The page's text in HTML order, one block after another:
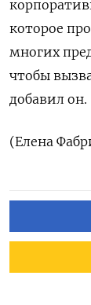
которое
многих
чтобы
добавил он.
(Елена